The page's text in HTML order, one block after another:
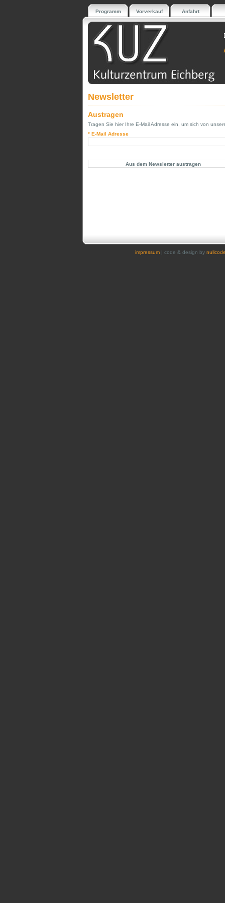
Programm Vorverkauf Anfahrt
Newsletter
Austragen
Tragen Sie hier Ihre E-Mail Adresse ein, um sich von
* E-Mail Adresse
impressum | code & design by